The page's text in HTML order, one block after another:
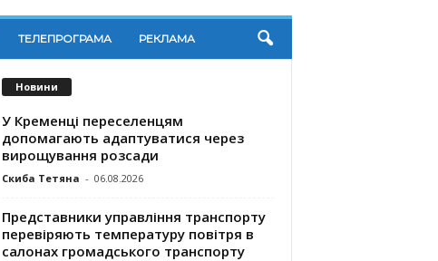
ТЕЛЕПРОГРАМА РЕКЛАМА
Новини
У Кременці переселенцям
допомагають адаптуватися через
вирощування розсади
Скиба Тетяна - 06.08.2026
Представники управління транспорту
перевіряють температуру повітря в
салонах громадського транспорту